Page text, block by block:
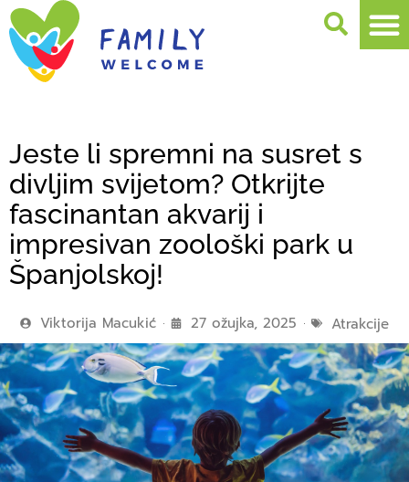
Jeste li spremni na susret s
divljim svijetom? Otkrijte
fascinantan akvarij i
impresivan zoološki park u
Španjolskoj!
Viktorija Macukić 27 ožujka, 2025 Atrakcije